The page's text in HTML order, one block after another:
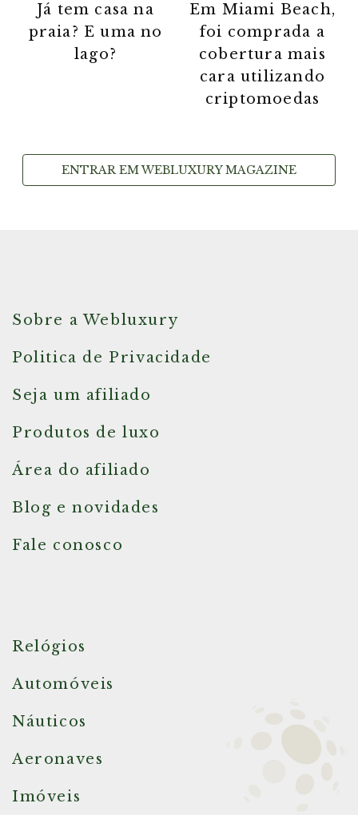
Já tem casa na
praia? E uma no
lago?
Em Miami Beach,
foi comprada a
cobertura mais
cara utilizando
criptomoedas
ENTRAR EM WEBLUXURY MAGAZINE
Sobre a Webluxury
Politica de Privacidade
Seja um afiliado
Produtos de luxo
Área do afiliado
Blog e novidades
Fale conosco
Relógios
Automóveis
Náuticos
Aeronaves
Imóveis